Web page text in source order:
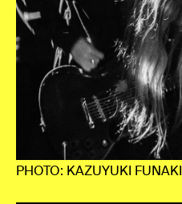
PHOTO: KAZUYUKI FUNAKI